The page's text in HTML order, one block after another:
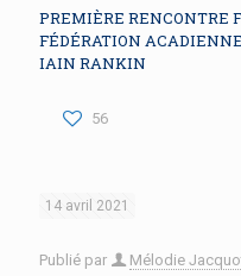
PREMIÈRE RENCONTRE
FÉDÉRATION
IAIN RANKIN
56
14 avril 2021
Publié par Mélodie